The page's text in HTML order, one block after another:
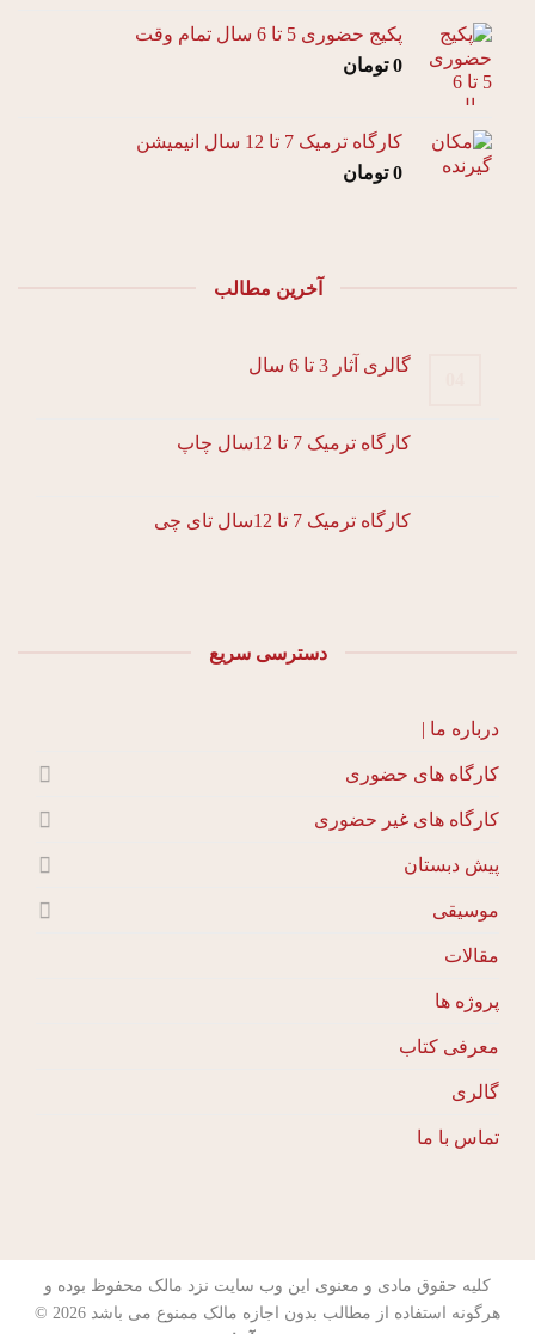
پکیج حضوری 5 تا 6 سال تمام وقت
0 تومان
کارگاه ترمیک 7 تا 12 سال انیمیشن
0 تومان
آخرین مطالب
گالری آثار 3 تا 6 سال
کارگاه ترمیک 7 تا 12سال چاپ
کارگاه ترمیک 7 تا 12سال تای چی
دسترسی سریع
درباره ما |
کارگاه های حضوری
کارگاه های غیر حضوری
پیش دبستان
موسیقی
مقالات
پروژه ها
معرفی کتاب
گالری
تماس با ما
کلیه حقوق مادی و معنوی این وب سایت نزد مالک محفوظ بوده و
هرگونه استفاده از مطالب بدون اجازه مالک ممنوع می باشد 2026 ©